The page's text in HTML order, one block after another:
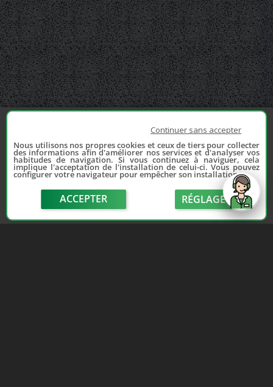
Continuer sans accepter
Nous utilisons nos propres cookies et ceux de tiers pour collecter
des informations afin d'améliorer nos services et d'analyser vos
habitudes de navigation. Si vous continuez à naviguer, cela
implique l'acceptation de l'installation de celui-ci. Vous pouvez
configurer votre navigateur pour empêcher son installation.
ACCEPTER RÉGLAGE